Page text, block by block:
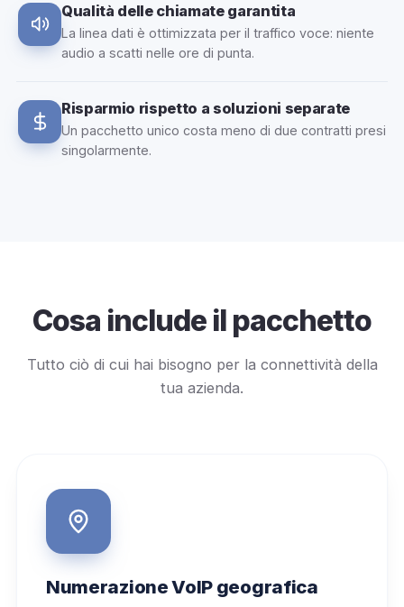
Qualità delle chiamate garantita
La linea dati è ottimizzata per il traffico voce: niente
audio a scatti nelle ore di punta.
Risparmio rispetto a soluzioni separate
Un pacchetto unico costa meno di due contratti presi
singolarmente.
Cosa include il pacchetto
Tutto ciò di cui hai bisogno per la connettività della
tua azienda.
Numerazione VoIP geografica